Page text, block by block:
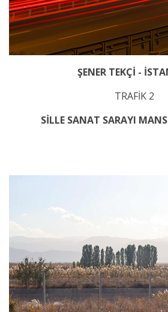
ŞENER TEKÇİ -
TRAFİK 2
SİLLE SANAT SARAYI